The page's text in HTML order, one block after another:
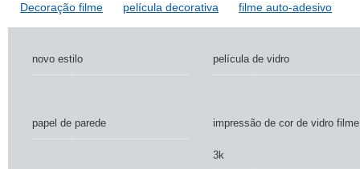
Decoração filme película decorativa filme auto-adesivo
novo estilo película de vidro
papel de parede impressão de cor de vidro filme
3k